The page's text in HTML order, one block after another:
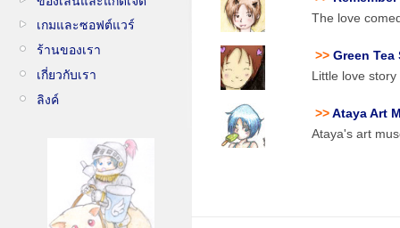
เกมและซอฟต์แวร์
ร้านของเรา
เกี่ยวกับเรา
ลิงค์
The love
>> Green
Little love
>>Ataya Art
Ataya's art